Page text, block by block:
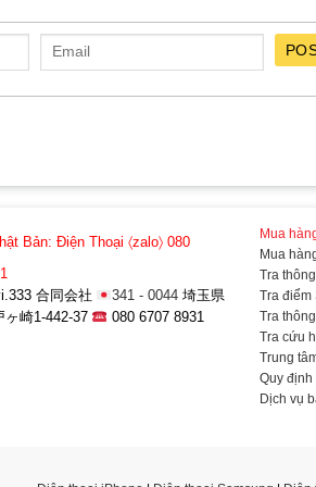
Bản: Điện Thoại 〈zalo〉 080
合同会社
341 - 0044埼玉県
ヶ崎1-442-37
080 6707 8931
Mua
Mua
Tra
Tra điểm
Tra
Tra cứu
Trung
Quy
Dịch vụ